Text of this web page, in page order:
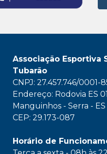
Associação Esportiva
Tubarão
CNPJ: 27.457.746/0001-
Endereço: Rodovia ES
Manguinhos - Serra - ES
CEP: 29.173-087
Horário de